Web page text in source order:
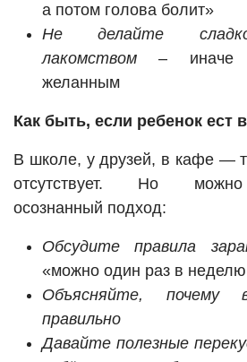
а потом голова болит»
Не делайте
лакомством – иначе
желанным
Как быть, если ребенок ест
В школе, у друзей, в кафе —
отсутствует. Но
осознанный подход:
Обсудите правила
«можно один раз в неделю
Объясняйте, почему
правильно
Давайте полезные